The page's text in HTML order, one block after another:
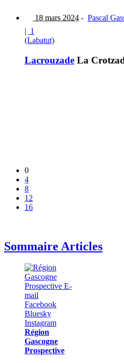
18 mars 2024 - Pascal
| 1
(Labatut)
Lacrouzade La
0
4
8
12
16
Sommaire Articles
Région
Gascogne
Prospective